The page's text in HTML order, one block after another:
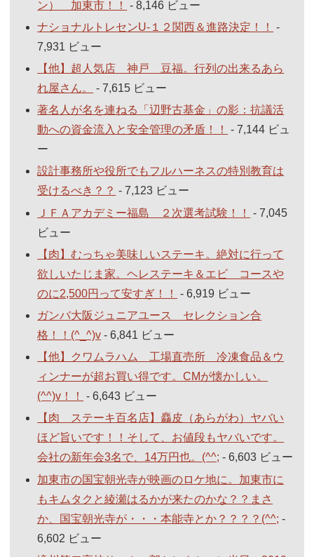
ン） 加東市！！
- 8,146 ビュー
ナショナルトレセンU-１２関西＆進路決定！！
-
7,931 ビュー
【他】超人気店 神戸 豆福。行列の出来るあら
れ屋さん。
- 7,615 ビュー
著名人が名を連ねる「辺野古基金」の影：抗議活
動への資金流入と安全管理の矛盾！！
- 7,144 ビュ
ー
設計事務所や役所でもフルハーネスの特別教育は
受けるべき？？ - 7,123 ビュー
ＪＦＡアカデミー福島 ２次選考試験！！
- 7,045
ビュー
【肉】むっちゃ美味しいステーキ。絶対に行って
欲しいたじま家。ヘレステーキ＆エビ コースや
のに2,500円って安すぎ！！
- 6,919 ビュー
ガンバ大阪ジュニアユース セレクション合
格！！(^_^)v - 6,841 ビュー
【他】クワムラハム 工場直売所 冷凍食品＆ウ
ィンナーが超お買い得です。CMが懐かしい。
(^^)v！！
- 6,643 ビュー
【肉 ステーキ百名店】麤皮（あらがわ）ヤバい
ほど旨いです！！そして、お値段もヤバいです。
会社の新年会3名で、14万円也。(^^; - 6,603 ビュー
加東市の国宝朝光寺が映画のロケ地に。加東市に
もキムタクと綾瀬はるかが来たのかな？？まさ
か、国宝朝光寺が・・・本能寺とか？？？？(^^; -
6,602 ビュー